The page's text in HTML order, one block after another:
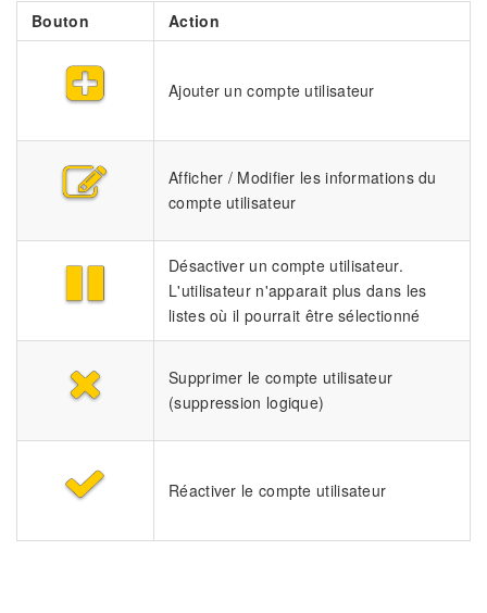
Bouton Action
Ajouter un compte utilisateur
Afficher / Modifier les informations du
compte utilisateur
Désactiver un compte utilisateur.
L'utilisateur n'apparait plus dans les
listes où il pourrait être sélectionné
Supprimer le compte utilisateur
(suppression logique)
Réactiver le compte utilisateur